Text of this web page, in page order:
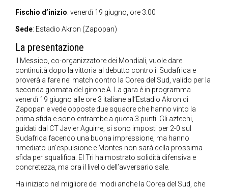
Fischio d’inizio: venerdì 19 giugno, ore 3.00
Sede: Estadio Akron (Zapopan)
La presentazione
Il Messico, co-organizzatore dei Mondiali, vuole dare
continuità dopo la vittoria al debutto contro il Sudafrica e
proverà a fare nel match contro la Corea del Sud, valido per la
seconda giornata del girone A. La gara è in programma
venerdì 19 giugno alle ore 3 italiane all’Estadio Akron di
Zapopan e vede opposte due squadre che hanno vinto la
prima sfida e sono entrambe a quota 3 punti. Gli aztechi,
guidati dal CT Javier Aguirre, si sono imposti per 2-0 sul
Sudafrica facendo una buona impressione, ma hanno
rimediato un’espulsione e Montes non sarà della prossima
sfida per squalifica. El Tri ha mostrato solidità difensiva e
concretezza, ma ora il livello dell’avversario sale.
Ha iniziato nel migliore dei modi anche la Corea del Sud, che